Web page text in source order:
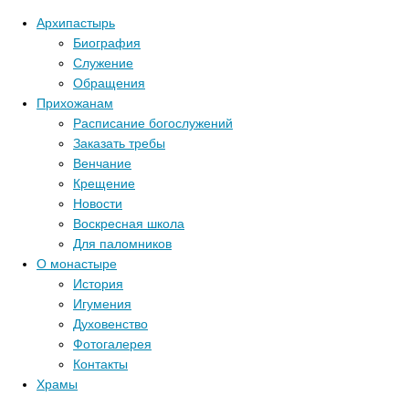
Архипастырь
Биография
Служение
Обращения
Прихожанам
Расписание богослужений
Заказать требы
Венчание
Крещение
Новости
Воскресная школа
Для паломников
О монастыре
История
Игумения
Духовенство
Фотогалерея
Контакты
Храмы